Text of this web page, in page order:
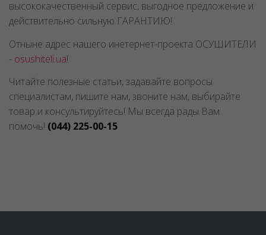
высококачественный сервис, выгодное предложение и
действительно сильную ГАРАНТИЮ!
Отныне адрес нашего инетернет-проекта ОСУШИТЕЛИ
- osushiteli.ua!
Читайте полезные статьи, задавайте вопросы
специалистам, пишите нам, звоните нам, выбирайте
товар и консультируйтесь! Мы всегда рады Вам
помочь! (044) 225-00-15